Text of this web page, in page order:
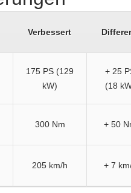
Verbessert
175 PS (129
kW)
+ 25
(18
300 Nm + 50
205 km/h + 7